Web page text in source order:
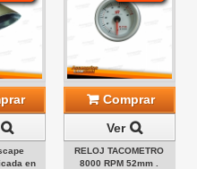
en
Comprar
Ver
RELOJ TACOMETRO
8000 RPM 52mm .